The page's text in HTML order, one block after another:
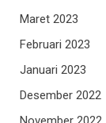
Maret 2023
Februari 2023
Januari 2023
Desember 2022